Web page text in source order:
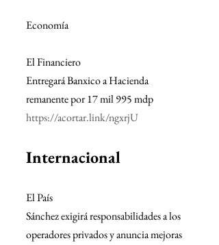
Economía
El Financiero
Entregará Banxico a Hacienda
remanente por 17 mil 995 mdp
https://acortar.link/ngxrjU
Internacional
El País
Sánchez exigirá responsabilidades a los
operadores privados y anuncia mejoras